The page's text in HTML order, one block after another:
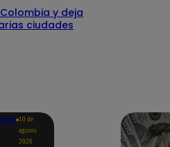
y deja
ciudades
10 de
agosto
2026